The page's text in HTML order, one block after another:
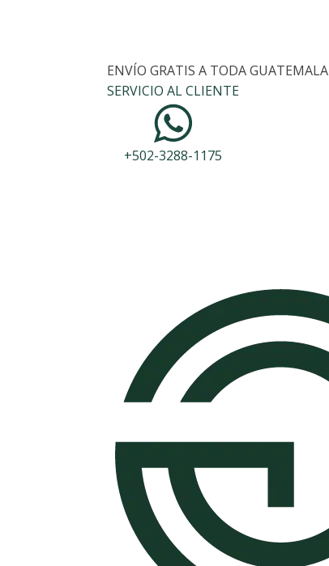
ENVÍO GRATIS A TODA GUATEMALA
SERVICIO AL CLIENTE
+502-3288-1175